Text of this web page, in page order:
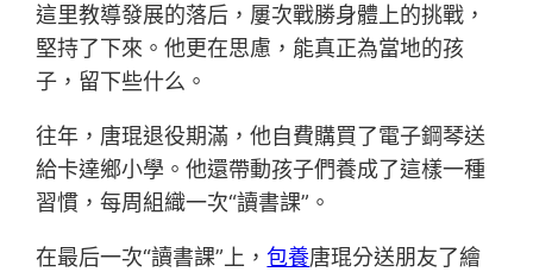
這里教導發展的落后，屢次戰勝身體上的挑戰，
堅持了下來。他更在思慮，能真正為當地的孩
子，留下些什么。
往年，唐琨退役期滿，他自費購買了電子鋼琴送
給卡達鄉小學。他還帶動孩子們養成了這樣一種
習慣，每周組織一次“讀書課”。
在最后一次“讀書課”上，包養唐琨分送朋友了繪